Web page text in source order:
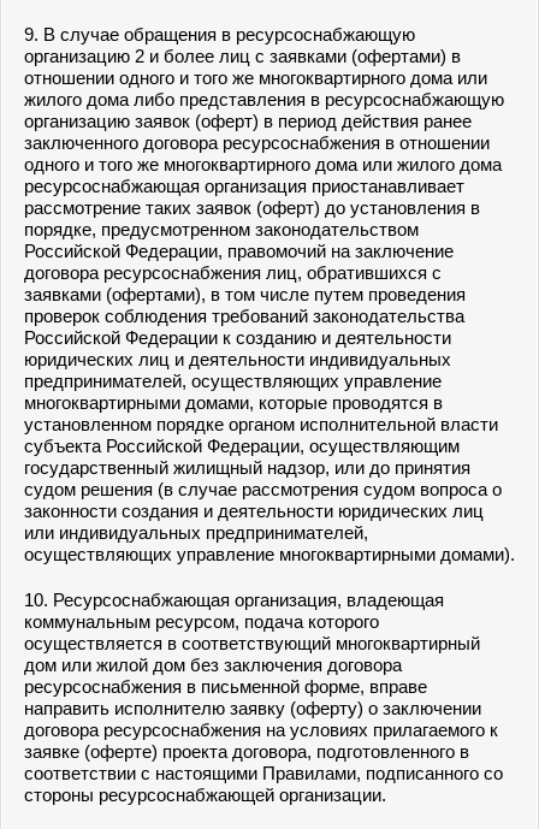
9. В случае обращения в ресурсоснабжающую
организацию 2 и более лиц с заявками (офертами) в
отношении одного и того же многоквартирного дома или
жилого дома либо представления в ресурсоснабжающую
организацию заявок (оферт) в период действия ранее
заключенного договора ресурсоснабжения в отношении
одного и того же многоквартирного дома или жилого дома
ресурсоснабжающая организация приостанавливает
рассмотрение таких заявок (оферт) до установления в
порядке, предусмотренном законодательством
Российской Федерации, правомочий на заключение
договора ресурсоснабжения лиц, обратившихся с
заявками (офертами), в том числе путем проведения
проверок соблюдения требований законодательства
Российской Федерации к созданию и деятельности
юридических лиц и деятельности индивидуальных
предпринимателей, осуществляющих управление
многоквартирными домами, которые проводятся в
установленном порядке органом исполнительной власти
субъекта Российской Федерации, осуществляющим
государственный жилищный надзор, или до принятия
судом решения (в случае рассмотрения судом вопроса о
законности создания и деятельности юридических лиц
или индивидуальных предпринимателей,
осуществляющих управление многоквартирными домами).
10. Ресурсоснабжающая организация, владеющая
коммунальным ресурсом, подача которого
осуществляется в соответствующий многоквартирный
дом или жилой дом без заключения договора
ресурсоснабжения в письменной форме, вправе
направить исполнителю заявку (оферту) о заключении
договора ресурсоснабжения на условиях прилагаемого к
заявке (оферте) проекта договора, подготовленного в
соответствии с настоящими Правилами, подписанного со
стороны ресурсоснабжающей организации.